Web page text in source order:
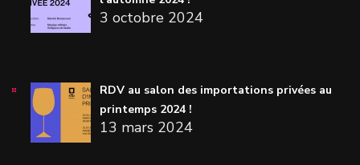
3 octobre 2024
RDV au salon des importations privées au
printemps 2024 !
13 mars 2024